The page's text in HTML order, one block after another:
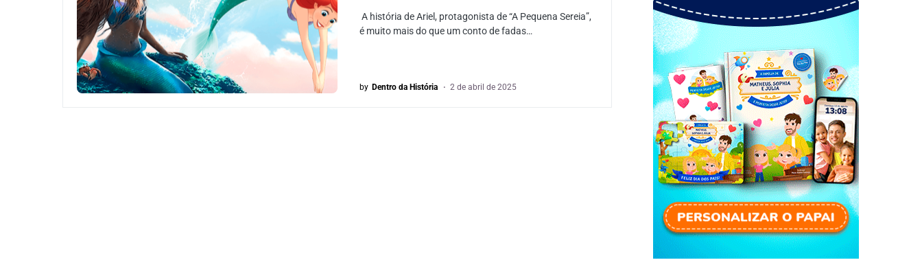
A história de Ariel, protagonista de “A Pequena Sereia”,
é muito mais do que um conto de fadas…
by Dentro da História 2 de abril de 2025